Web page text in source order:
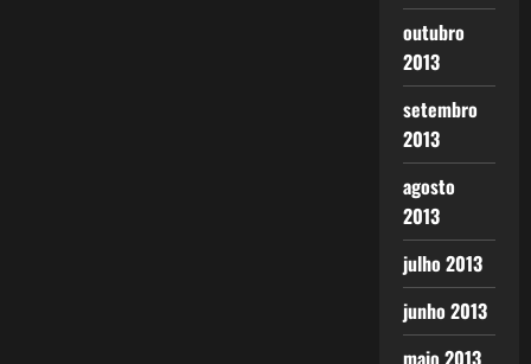
outubro
2013
setembro
2013
agosto
2013
julho 2013
junho 2013
maio 2013